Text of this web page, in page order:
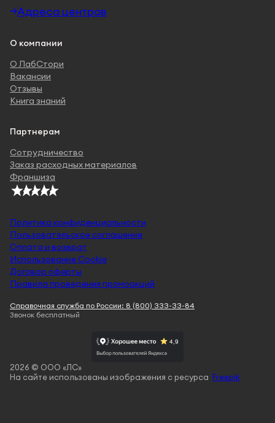
Адреса центров
О компании
О ЛабСтори
Вакансии
Отзывы
Книга знаний
Партнерам
Сотрудничество
Заказ расходных материалов
Франшиза
Политика конфиденциальности
Пользовательское соглашение
Оплата и возврат
Использование Cookie
Договор оферты
Правила проведения промоакций
2026 © ООО «ЛС»
На сайте использованы изображения с ресурса Freepik
Справочная служба по России: 8 (800) 333-33-84
Звонок бесплатный